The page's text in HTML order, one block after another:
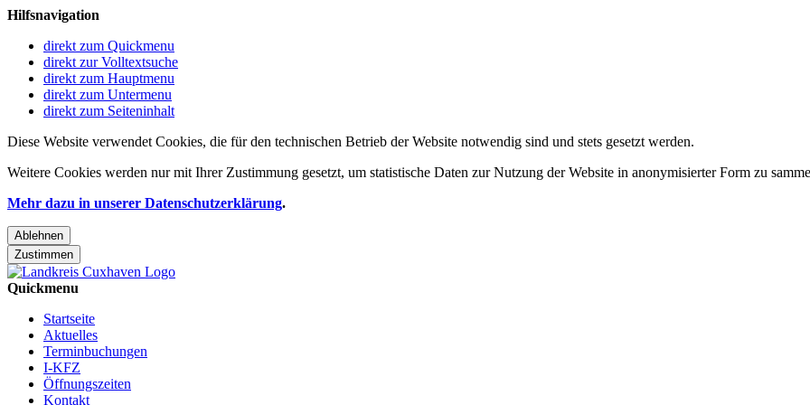
Hilfsnavigation
direkt zum Quickmenu
direkt zur Volltextsuche
direkt zum Hauptmenu
direkt zum Untermenu
direkt zum Seiteninhalt
Diese Website verwendet Cookies, die für den technischen Betrieb der Website notwendig sind und stets gesetzt werden.
Weitere Cookies werden nur mit Ihrer Zustimmung gesetzt, um statistische Daten zur Nutzung der Website in anonymisierter Form zu
Mehr dazu in unserer Datenschutzerklärung.
Ablehnen
Zustimmen
Quickmenu
Startseite
Aktuelles
Terminbuchungen
I-KFZ
Öffnungszeiten
Kontakt